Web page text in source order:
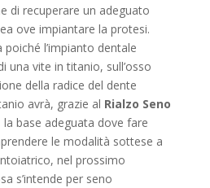
di recuperare un adeguato
ove impiantare la protesi.
l’impianto dentale
una vite in titanio, sull’osso
della radice del dente
avrà, grazie al Rialzo Seno
la base adeguata dove fare
le modalità sottese a
nel prossimo
s’intende per seno